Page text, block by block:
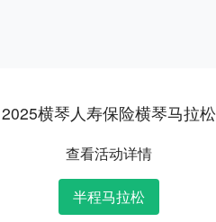
2025横琴人寿保险横琴马拉松
查看活动详情
半程马拉松